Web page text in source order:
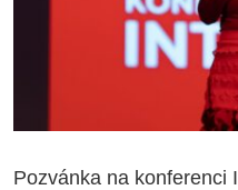
Pozvánka na konferenci